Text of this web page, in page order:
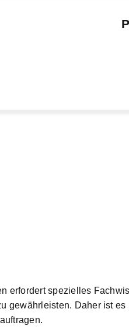
erfordert spezielles
gewährleisten. Daher ist